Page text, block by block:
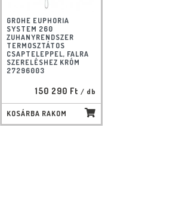
GROHE EUPHORIA
SYSTEM 260
ZUHANYRENDSZER
TERMOSZTÁTOS
CSAPTELEPPEL, FALRA
SZERELÉSHEZ KRÓM
27296003
150 290 Ft / db
KOSÁRBA RAKOM